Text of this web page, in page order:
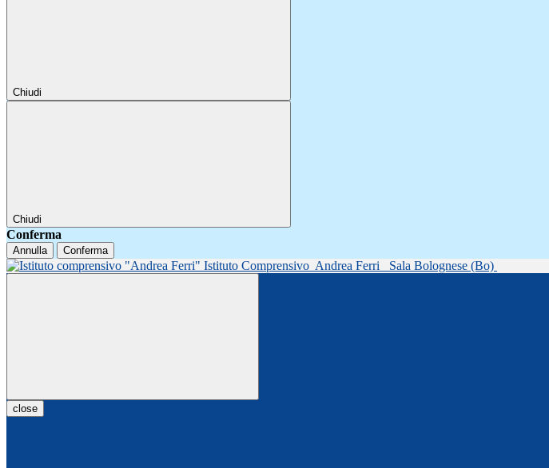
Chiudi
Chiudi
Conferma
Annulla Conferma
Istituto Comprensivo Andrea Ferri Sala Bolognese (Bo)
close